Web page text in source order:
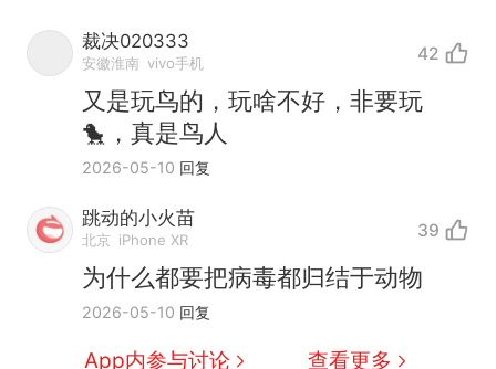
裁决020333
安徽淮南 vivo手机 42
又是玩鸟的，玩啥不好，非要玩
🐤，真是鸟人
2026-05-10 回复
跳动的小火苗
北京 iPhone XR 39
为什么都要把病毒都归结于动物
2026-05-10 回复
App内参与讨论 查看更多
热
“不想干了特提出辞职”，疑
似南京大学数院院长辞职信流
传，院方回应：喻良教授已卸
任院长一职，不清楚辞职信来
源；曾用手绘图做头像
新 费大厨“全国小炒肉大王”称
号，仅凭视频评出？中国烹饪
协会回应
男子上山采菌偶然发现鸡枞菌